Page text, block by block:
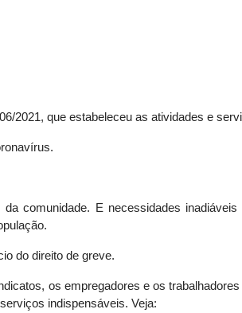
2021, que estabeleceu as atividades e
comunidade. E necessidades
do direito de greve.
os empregadores e os
indispensáveis. Veja: